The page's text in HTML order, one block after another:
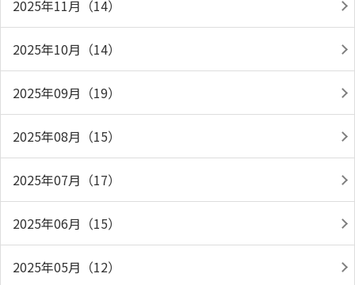
2025年11月（14）
2025年10月（14）
2025年09月（19）
2025年08月（15）
2025年07月（17）
2025年06月（15）
2025年05月（12）